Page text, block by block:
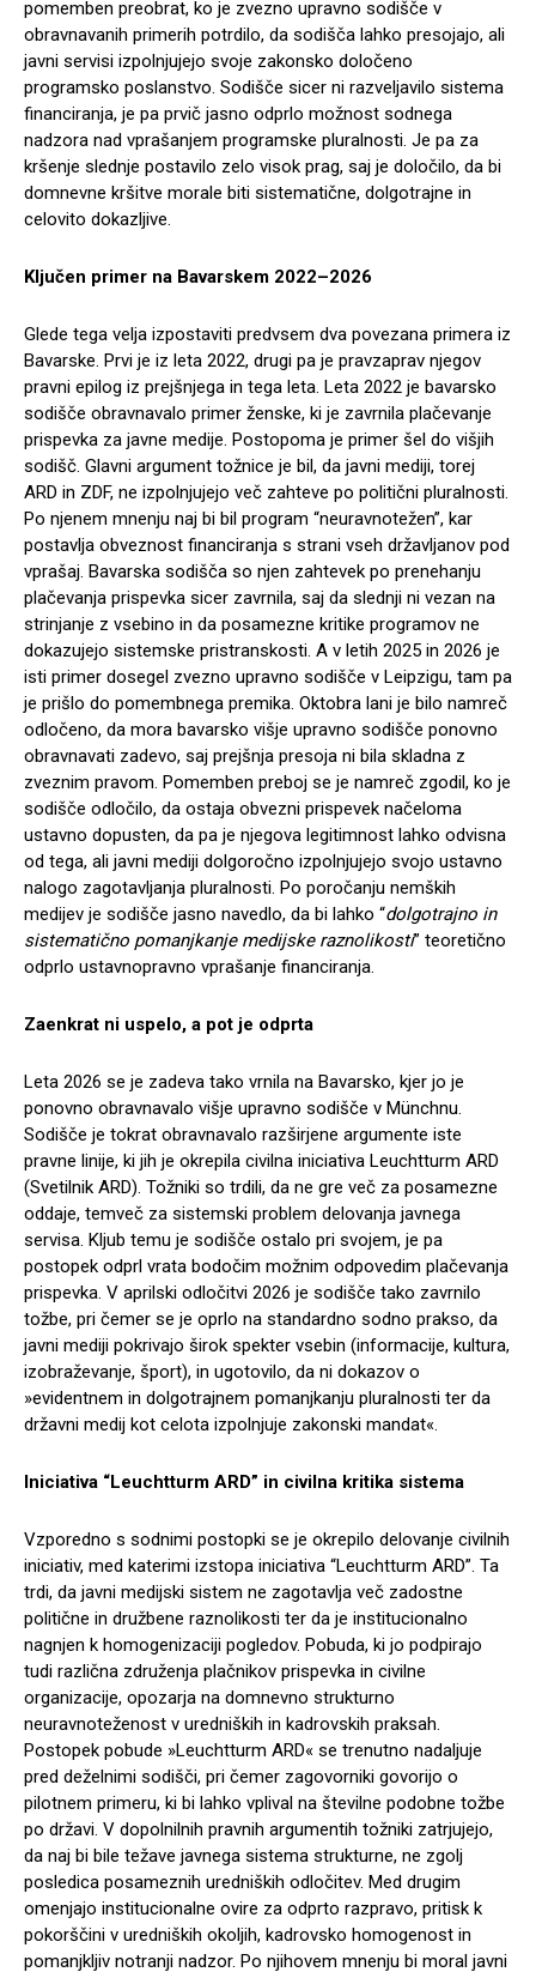
pomemben preobrat, ko je zvezno upravno sodišče v
obravnavanih primerih potrdilo, da sodišča lahko presojajo, ali
javni servisi izpolnjujejo svoje zakonsko določeno
programsko poslanstvo. Sodišče sicer ni razveljavilo sistema
financiranja, je pa prvič jasno odprlo možnost sodnega
nadzora nad vprašanjem programske pluralnosti. Je pa za
kršenje slednje postavilo zelo visok prag, saj je določilo, da bi
domnevne kršitve morale biti sistematične, dolgotrajne in
celovito dokazljive.
Ključen primer na Bavarskem 2022–2026
Glede tega velja izpostaviti predvsem dva povezana primera iz
Bavarske. Prvi je iz leta 2022, drugi pa je pravzaprav njegov
pravni epilog iz prejšnjega in tega leta. Leta 2022 je bavarsko
sodišče obravnavalo primer ženske, ki je zavrnila plačevanje
prispevka za javne medije. Postopoma je primer šel do višjih
sodišč. Glavni argument tožnice je bil, da javni mediji, torej
ARD in ZDF, ne izpolnjujejo več zahteve po politični pluralnosti.
Po njenem mnenju naj bi bil program “neuravnotežen”, kar
postavlja obveznost financiranja s strani vseh državljanov pod
vprašaj. Bavarska sodišča so njen zahtevek po prenehanju
plačevanja prispevka sicer zavrnila, saj da slednji ni vezan na
strinjanje z vsebino in da posamezne kritike programov ne
dokazujejo sistemske pristranskosti. A v letih 2025 in 2026 je
isti primer dosegel zvezno upravno sodišče v Leipzigu, tam pa
je prišlo do pomembnega premika. Oktobra lani je bilo namreč
odločeno, da mora bavarsko višje upravno sodišče ponovno
obravnavati zadevo, saj prejšnja presoja ni bila skladna z
zveznim pravom. Pomemben preboj se je namreč zgodil, ko je
sodišče odločilo, da ostaja obvezni prispevek načeloma
ustavno dopusten, da pa je njegova legitimnost lahko odvisna
od tega, ali javni mediji dolgoročno izpolnjujejo svojo ustavno
nalogo zagotavljanja pluralnosti. Po poročanju nemških
medijev je sodišče jasno navedlo, da bi lahko “dolgotrajno in
sistematično pomanjkanje medijske raznolikosti” teoretično
odprlo ustavnopravno vprašanje financiranja.
Zaenkrat ni uspelo, a pot je odprta
Leta 2026 se je zadeva tako vrnila na Bavarsko, kjer jo je
ponovno obravnavalo višje upravno sodišče v Münchnu.
Sodišče je tokrat obravnavalo razširjene argumente iste
pravne linije, ki jih je okrepila civilna iniciativa Leuchtturm ARD
(Svetilnik ARD). Tožniki so trdili, da ne gre več za posamezne
oddaje, temveč za sistemski problem delovanja javnega
servisa. Kljub temu je sodišče ostalo pri svojem, je pa
postopek odprl vrata bodočim možnim odpovedim plačevanja
prispevka. V aprilski odločitvi 2026 je sodišče tako zavrnilo
tožbe, pri čemer se je oprlo na standardno sodno prakso, da
javni mediji pokrivajo širok spekter vsebin (informacije, kultura,
izobraževanje, šport), in ugotovilo, da ni dokazov o
»evidentnem in dolgotrajnem pomanjkanju pluralnosti ter da
državni medij kot celota izpolnjuje zakonski mandat«.
Iniciativa “Leuchtturm ARD” in civilna kritika sistema
Vzporedno s sodnimi postopki se je okrepilo delovanje civilnih
iniciativ, med katerimi izstopa iniciativa “Leuchtturm ARD”. Ta
trdi, da javni medijski sistem ne zagotavlja več zadostne
politične in družbene raznolikosti ter da je institucionalno
nagnjen k homogenizaciji pogledov. Pobuda, ki jo podpirajo
tudi različna združenja plačnikov prispevka in civilne
organizacije, opozarja na domnevno strukturno
neuravnoteženost v uredniških in kadrovskih praksah.
Postopek pobude »Leuchtturm ARD« se trenutno nadaljuje
pred deželnimi sodišči, pri čemer zagovorniki govorijo o
pilotnem primeru, ki bi lahko vplival na številne podobne tožbe
po državi. V dopolnilnih pravnih argumentih tožniki zatrjujejo,
da naj bi bile težave javnega sistema strukturne, ne zgolj
posledica posameznih uredniških odločitev. Med drugim
omenjajo institucionalne ovire za odprto razpravo, pritisk k
pokorščini v uredniških okoljih, kadrovsko homogenost in
pomanjkljiv notranji nadzor. Po njihovem mnenju bi moral javni